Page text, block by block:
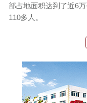
部占地面积达到了近6
110多人。